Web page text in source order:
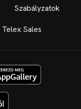
Szabályzatok
Telex Sales